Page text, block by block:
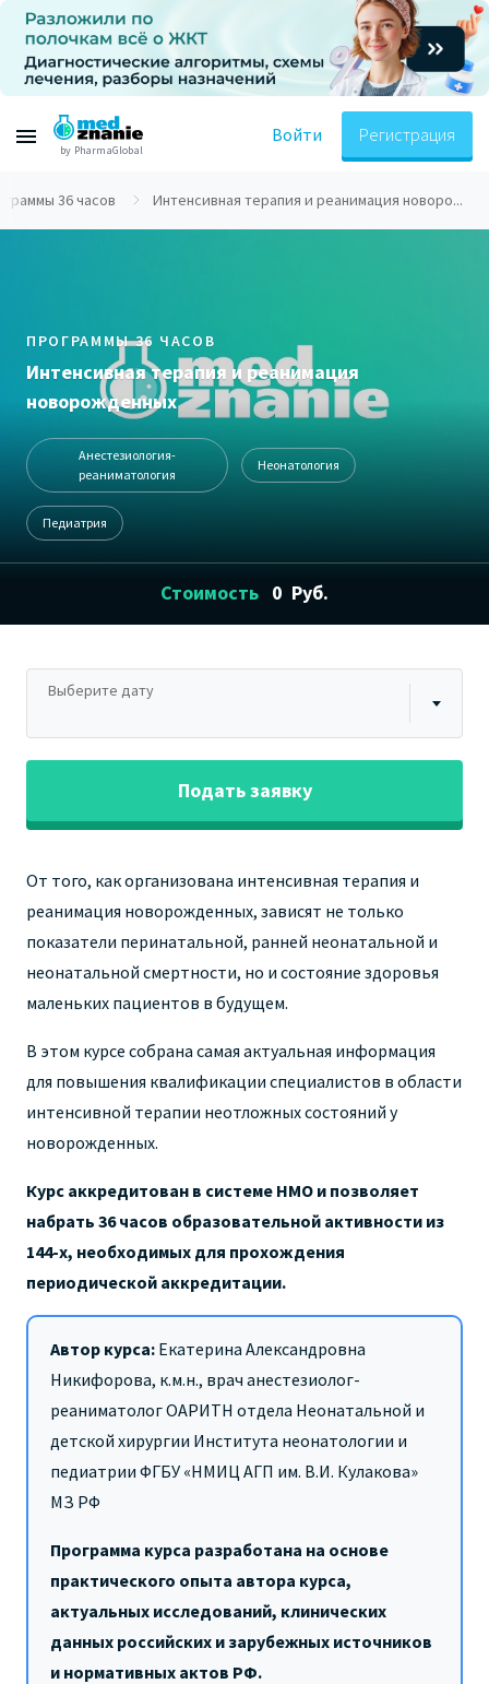
by PharmaGlobal
Войти Регистрация
36 часов Интенсивная терапия и реанимация новоро...
ПРОГРАММЫ 36 ЧАСОВ
Интенсивная терапия и реанимация
новорожденных
Анестезиология-
реаниматология
Неонатология
Педиатрия
Стоимость 0 Руб.
Выберите дату
Подать заявку
От того, как организована интенсивная терапия и
реанимация новорожденных, зависят не только
показатели перинатальной, ранней неонатальной и
неонатальной смертности, но и состояние здоровья
маленьких пациентов в будущем.
В этом курсе собрана самая актуальная информация
для повышения квалификации специалистов в области
интенсивной терапии неотложных состояний у
новорожденных.
Курс аккредитован в системе НМО и позволяет
набрать 36 часов образовательной активности из
144-х, необходимых для прохождения
периодической аккредитации.
Автор курса: Екатерина Александровна
Никифорова, к.м.н., врач анестезиолог-
реаниматолог ОАРИТН отдела Неонатальной и
детской хирургии Института неонатологии и
педиатрии ФГБУ «НМИЦ АГП им. В.И. Кулакова»
МЗ РФ
Программа курса разработана на основе
практического опыта автора курса,
актуальных исследований, клинических
данных российских и зарубежных источников
и нормативных актов РФ.